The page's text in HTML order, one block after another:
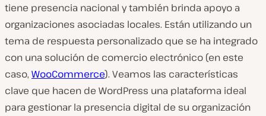
tiene presencia nacional y también brinda apoyo a
organizaciones asociadas locales. Están utilizando un
tema de respuesta personalizado que se ha integrado
con una solución de comercio electrónico (en este
caso, WooCommerce). Veamos las características
clave que hacen de WordPress una plataforma ideal
para gestionar la presencia digital de su organización